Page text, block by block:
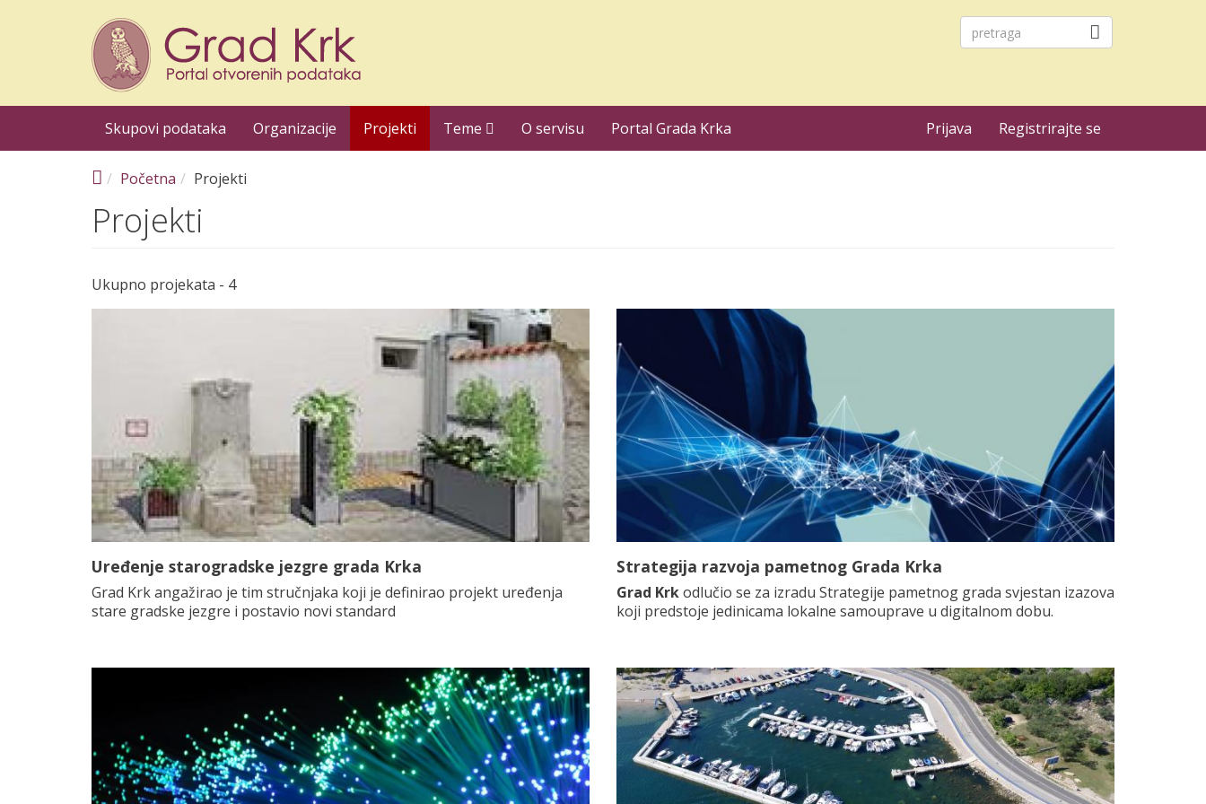
Skupovi podataka Organizacije Projekti Teme O servisu Portal Grada Krka Prijava Registrirajte se
Početna Projekti
Projekti
Ukupno projekata - 4
Uređenje starogradske jezgre grada Krka
Grad Krk angažirao je tim stručnjaka koji je definirao projekt uređenja
stare gradske jezgre i postavio novi standard
Strategija razvoja pametnog Grada Krka
Grad Krkodlučio se za izradu Strategije pametnog grada svjestan izazova
koji predstoje jedinicama lokalne samouprave u digitalnom dobu.